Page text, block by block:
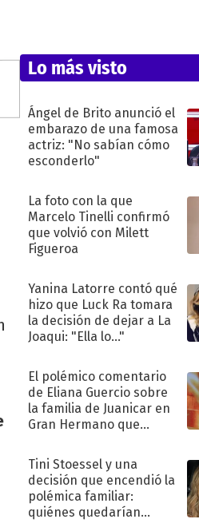
Lo más visto
Ángel de Brito anunció el
embarazo de una famosa
actriz: "No sabían cómo
esconderlo"
La foto con la que
Marcelo Tinelli confirmó
que volvió con Milett
Figueroa
Yanina Latorre contó qué
hizo que Luck Ra tomara
la decisión de dejar a La
Joaqui: "Ella lo..."
El polémico comentario
de Eliana Guercio sobre
la familia de Juanicar en
Gran Hermano que
Tini Stoessel y una
decisión que encendió la
polémica familiar:
quiénes quedarían